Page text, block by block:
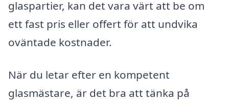
glaspartier, kan det vara värt att be om
ett fast pris eller offert för att undvika
oväntade kostnader.
När du letar efter en kompetent
glasmästare, är det bra att tänka på